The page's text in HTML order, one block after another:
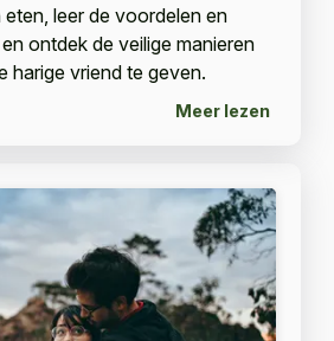
leer de voordelen en
ontdek de veilige manieren
harige vriend te geven.
Meer lezen